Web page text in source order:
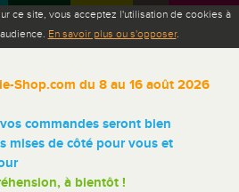
ce site, vous acceptez l'utilisation de cookies à
En savoir plus ou s'opposer.
Shop.com du 8 au 16 août 2026
commandes seront bien
mises de côté pour vous et
à bientôt !